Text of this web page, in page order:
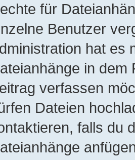
für
Benutzer
hat es
in dem
verfassen
Dateien
falls du